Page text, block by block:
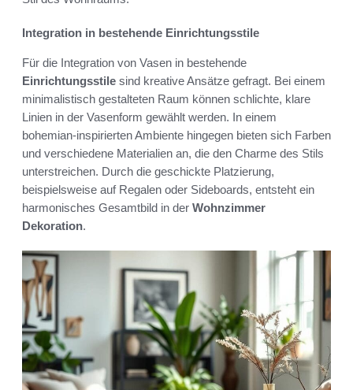
Integration in bestehende Einrichtungsstile
Für die Integration von Vasen in bestehende
Einrichtungsstile sind kreative Ansätze gefragt. Bei einem
minimalistisch gestalteten Raum können schlichte, klare
Linien in der Vasenform gewählt werden. In einem
bohemian-inspirierten Ambiente hingegen bieten sich Farben
und verschiedene Materialien an, die den Charme des Stils
unterstreichen. Durch die geschickte Platzierung,
beispielsweise auf Regalen oder Sideboards, entsteht ein
harmonisches Gesamtbild in der Wohnzimmer
Dekoration.